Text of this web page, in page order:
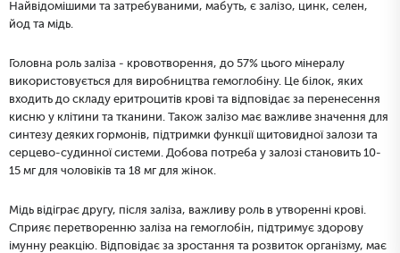
Найвідомішими та затребуваними, мабуть, є залізо, цинк, селен,
йод та мідь.
Головна роль заліза - кровотворення, до 57% цього мінералу
використовується для виробництва гемоглобіну. Це білок, яких
входить до складу еритроцитів крові та відповідає за перенесення
кисню у клітини та тканини. Також залізо має важливе значення для
синтезу деяких гормонів, підтримки функції щитовидної залози та
серцево-судинної системи. Добова потреба у залозі становить 10-
15 мг для чоловіків та 18 мг для жінок.
Мідь відіграє другу, після заліза, важливу роль в утворенні крові.
Сприяє перетворенню заліза на гемоглобін, підтримує здорову
імунну реакцію. Відповідає за зростання та розвиток організму, має